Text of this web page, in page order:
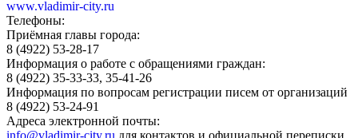
www.vladimir-city.ru
Телефоны:
Приёмная главы города:
8 (4922) 53-28-17
Информация о работе с обращениями граждан:
8 (4922) 35-33-33, 35-41-26
Информация по вопросам регистрации писем от организаций
8 (4922) 53-24-91
Адреса электронной почты:
info@vladimir-city.ru для контактов и официальной переписки